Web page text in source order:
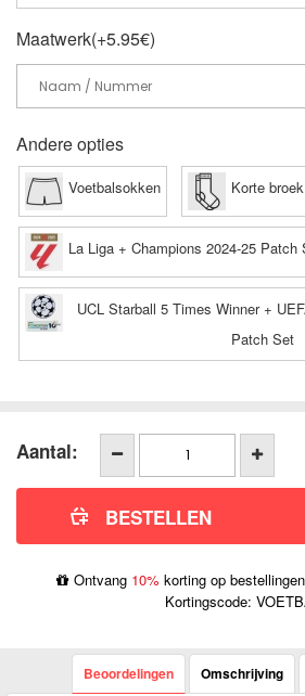
Maatwerk(+5.95€)
Andere opties
Voetbalsokken Korte broek
La Liga + Champions 2024-25 Patch
UCL Starball 5 Times Winner +
Patch Set
Aantal:
Ontvang 10% korting op
Kortingscode:
Beoordelingen Omschrijving